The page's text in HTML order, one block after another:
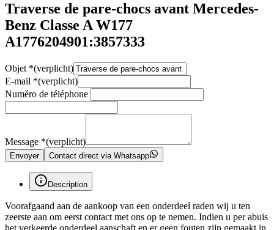
Traverse de pare-chocs avant Mercedes-
Benz Classe A W177
A1776204901:3857333
Objet *(verplicht)
E-mail *(verplicht)
Numéro de téléphone
Message *(verplicht)
Envoyer Contact direct via Whatsapp
Description
Voorafgaand aan de aankoop van een onderdeel raden wij u ten
zeerste aan om eerst contact met ons op te nemen. Indien u per abuis